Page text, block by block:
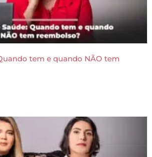
tem e quando NÃO tem